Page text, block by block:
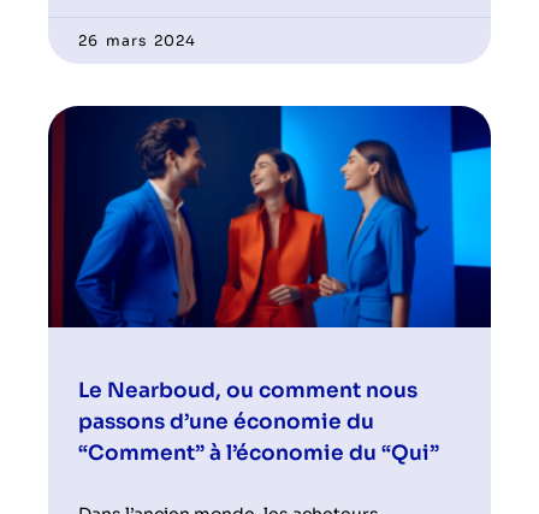
26 mars 2024
Le Nearboud, ou comment nous
passons d’une économie du
“Comment” à l’économie du “Qui”